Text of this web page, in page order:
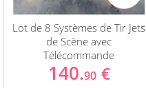
Lot de 8 Systèmes de Tir Jets
de Scène avec
Télécommande
140.90 €